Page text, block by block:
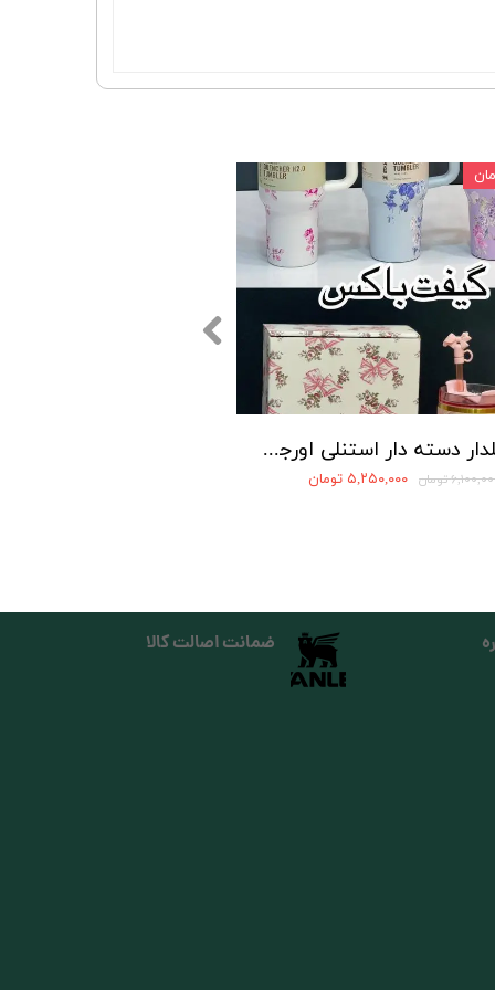
ماگ گلدار دسته دار استنلی اورجینال تامبلر مدل QUENCHER H2O TUMBLER
تومان ۵,۲۵۰,۰۰۰ تومان
ضمانت اصالت کالا